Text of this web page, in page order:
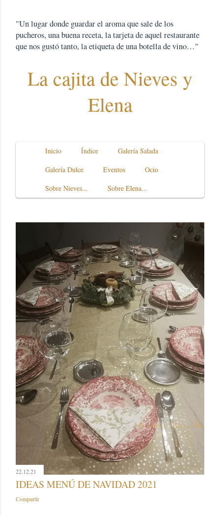
"Un lugar donde guardar el aroma que sale de los
pucheros, una buena receta, la tarjeta de aquel restaurante
que nos gustó tanto, la etiqueta de una botella de vino…"
La cajita de Nieves y
Elena
Inicio Índice
Galería Salada
Galería Dulce
Eventos
Ocio
Sobre Nieves...
Sobre Elena...
22.12.21
IDEAS MENÚ DE NAVIDAD 2021
Compartir